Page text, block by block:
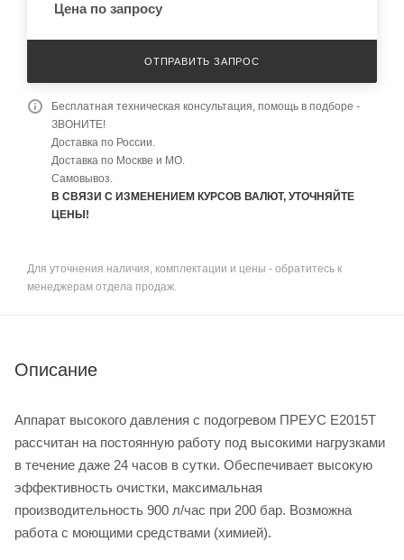
Цена по запросу
ОТПРАВИТЬ ЗАПРОС
Бесплатная техническая консультация, помощь в подборе -
ЗВОНИТЕ!
Доставка по России.
Доставка по Москве и МО.
Самовывоз.
В СВЯЗИ С ИЗМЕНЕНИЕМ КУРСОВ ВАЛЮТ, УТОЧНЯЙТЕ
ЦЕНЫ!
Для уточнения наличия, комплектации и цены - обратитесь к
менеджерам отдела продаж.
Описание
Аппарат высокого давления с подогревом ПРЕУС Е2015Т
рассчитан на постоянную работу под высокими нагрузками
в течение даже 24 часов в сутки. Обеспечивает высокую
эффективность очистки, максимальная
производительность 900 л/час при 200 бар. Возможна
работа с моющими средствами (химией).